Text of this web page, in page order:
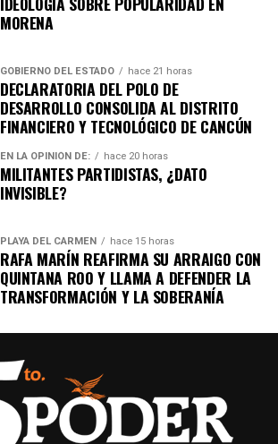
MORENA
GOBIERNO DEL ESTADO hace 21 horas
DECLARATORIA DEL POLO DE
DESARROLLO CONSOLIDA AL DISTRITO
FINANCIERO Y TECNOLÓGICO DE CANCÚN
EN LA OPINIÓN DE: hace 20 horas
MILITANTES PARTIDISTAS, ¿DATO
INVISIBLE?
PLAYA DEL CARMEN hace 15 horas
RAFA MARÍN REAFIRMA SU ARRAIGO CON
QUINTANA ROO Y LLAMA A DEFENDER LA
TRANSFORMACIÓN Y LA SOBERANÍA